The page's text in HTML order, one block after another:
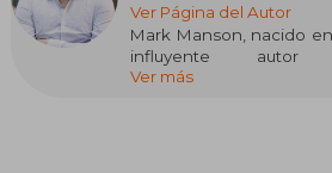
Ver Página del Autor
Mark Manson, nacido
influyente autor
estadounidense
Ver más